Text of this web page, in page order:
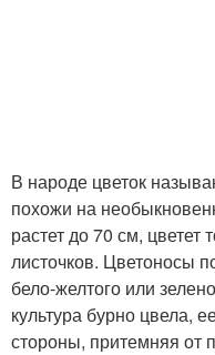
В народе цветок
похожи на
растет до 70 см, цветет
листочков. Цветоносы
бело-желтого или
культура бурно цвела,
стороны, притемняя от